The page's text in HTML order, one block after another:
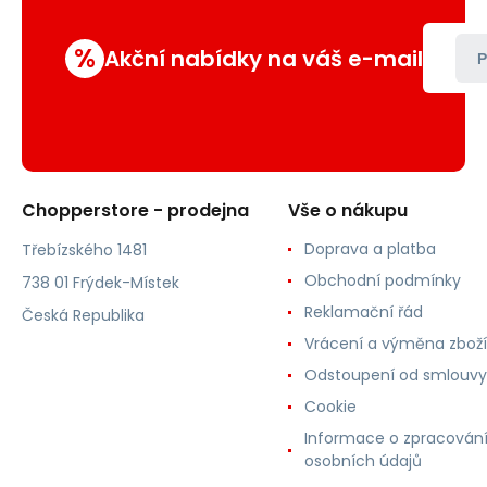
% Akční nabídky na váš e-mail
Chopperstore - prodejna
Třebízského 1481
738 01 Frýdek-Místek
Česká Republika
Vše o nákupu
Doprava a platba
Obchodní podmínky
Reklamační řád
Vrácení a výměna zboží
Odstoupení od smlouvy
Cookie
Informace o zpracování
osobních údajů